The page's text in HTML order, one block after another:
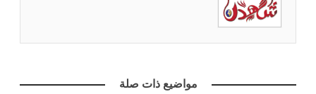
مواضيع ذات صلة